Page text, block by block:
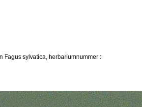
Fagus sylvatica, herbariumnummer :